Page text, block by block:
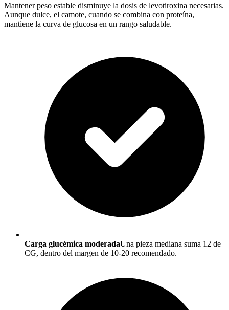
Mantener peso estable disminuye la dosis de levotiroxina necesarias.
Aunque dulce, el camote, cuando se combina con proteína,
mantiene la curva de glucosa en un rango saludable.
Carga glucémica moderadaUna pieza mediana suma 12 de
CG, dentro del margen de 10-20 recomendado.